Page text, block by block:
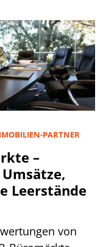
PARTNER
–
Leerstände
von